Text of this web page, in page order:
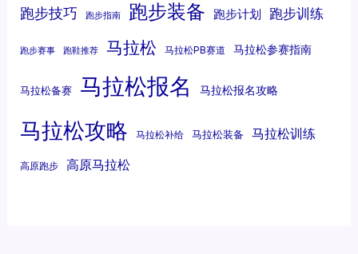
跑步技巧 跑步指南 跑步装备 跑步计划 跑步训练
跑步赛事 跑鞋推荐 马拉松 马拉松PB赛道 马拉松参赛指南
马拉松备赛 马拉松报名 马拉松报名攻略
马拉松攻略 马拉松补给 马拉松装备 马拉松训练
高原跑步 高原马拉松